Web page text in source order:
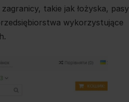
takie jak łożyska, pasy
wykorzystujące